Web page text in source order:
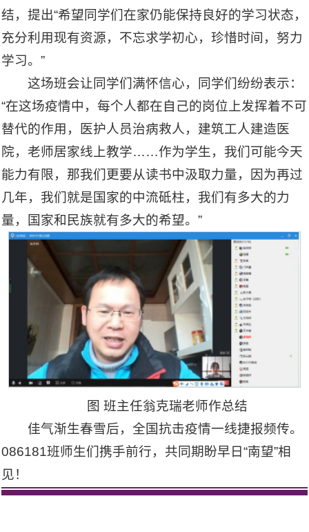
结，提出“希望同学们在家仍能保持良好的学习状态，
充分利用现有资源，不忘求学初心，珍惜时间，努力
学习。”
这场班会让同学们满怀信心，同学们纷纷表示：
“在这场疫情中，每个人都在自己的岗位上发挥着不可
替代的作用，医护人员治病救人，建筑工人建造医
院，老师居家线上教学……作为学生，我们可能今天
能力有限，那我们更要从读书中汲取力量，因为再过
几年，我们就是国家的中流砥柱，我们有多大的力
量，国家和民族就有多大的希望。”
图 班主任翁克瑞老师作总结
佳气渐生春雪后，全国抗击疫情一线捷报频传。
086181班师生们携手前行，共同期盼早日“南望”相
见！